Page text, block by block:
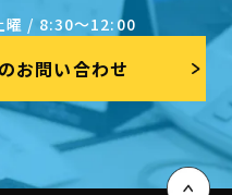
曜 / 8:30～12:00
お問い合わせ